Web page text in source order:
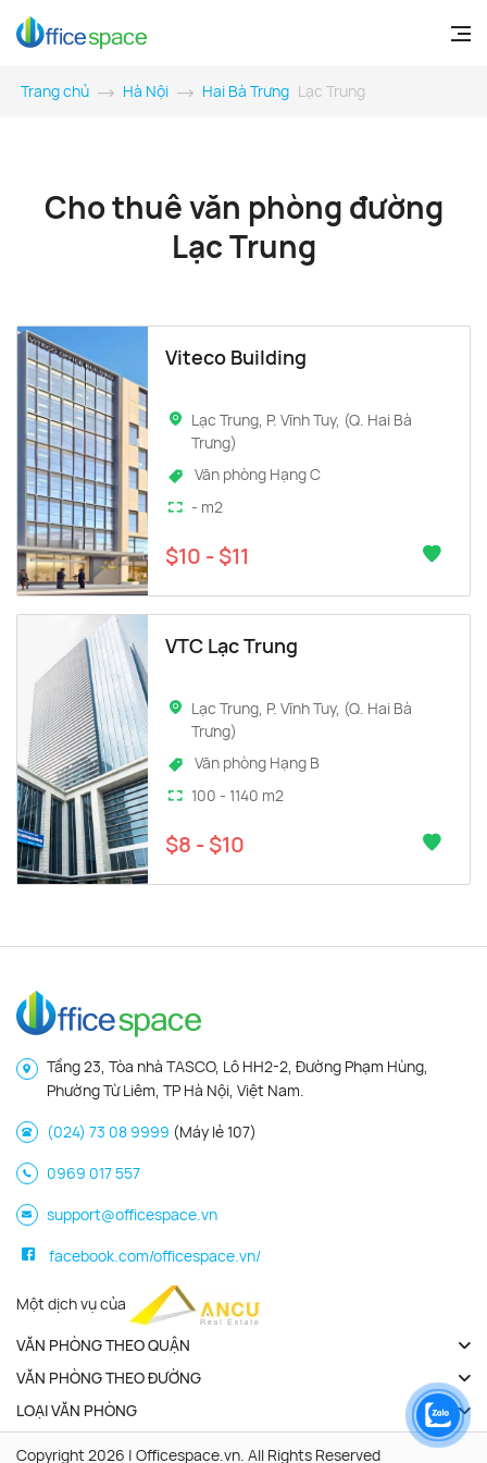
Trang chủ Hà Nội Hai Bà Trưng Lạc Trung
Cho thuê văn phòng đường
Lạc Trung
Viteco Building
Lạc Trung, P. Vĩnh Tuy, (Q. Hai Bà
Trưng)
Văn phòng Hạng C
- m2
$10 - $11
VTC Lạc Trung
Lạc Trung, P. Vĩnh Tuy, (Q. Hai Bà
Trưng)
Văn phòng Hạng B
100 - 1140 m2
$8 - $10
Tầng 23, Tòa nhà TASCO, Lô HH2-2, Đường Phạm Hùng,
Phường Từ Liêm, TP Hà Nội, Việt Nam.
(024) 73 08 9999 (Máy lẻ 107)
0969 017 557
support@officespace.vn
facebook.com/officespace.vn/
Một dịch vụ của
VĂN PHÒNG THEO QUẬN
VĂN PHÒNG THEO ĐƯỜNG
LOẠI VĂN PHÒNG
Copyright 2026 | Officespace.vn. All Rights Reserved